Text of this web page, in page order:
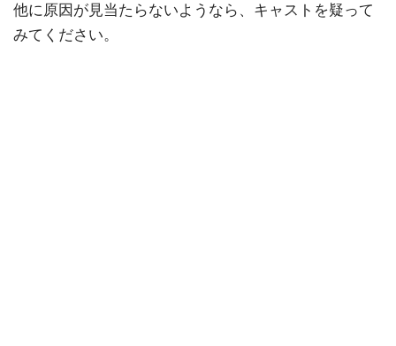
他に原因が見当たらないようなら、キャストを疑って
みてください。